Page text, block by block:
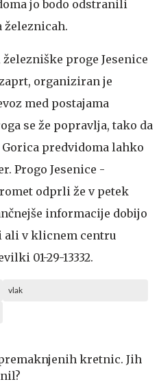
jo bodo odstranili
železnicah.
železniške proge Jesenice
organiziran je
med postajama
se že popravlja, tako da
predvidoma lahko
Progo Jesenice -
odprli že v petek
informacije dobijo
ali v klicnem centru
01-29-13332.
vlak
kretnic. Jih